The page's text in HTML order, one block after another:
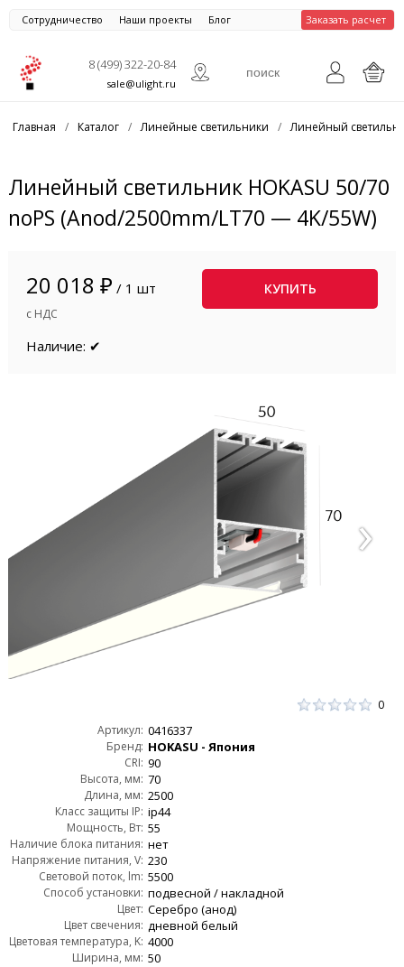
Сотрудничество Наши проекты Блог Заказать расчет
8 (499) 322-20-84
sale@ulight.ru
Главная / Каталог / Линейные светильники / Линейный
Линейный светильник HOKASU 50/70
noPS (Anod/2500mm/LT70 — 4K/55W)
20 018 ₽ / 1 шт
с НДС
КУПИТЬ
Наличие: ✔
0
Артикул: 0416337
Бренд: HOKASU - Япония
CRI: 90
Высота, мм: 70
Длина, мм: 2500
Класс защиты IP: ip44
Мощность, Вт: 55
Наличие блока питания: нет
Напряжение питания, V: 230
Световой поток, lm: 5500
Способ установки: подвесной / накладной
Цвет: Серебро (анод)
Цвет свечения: дневной белый
Цветовая температура, K: 4000
Ширина, мм: 50